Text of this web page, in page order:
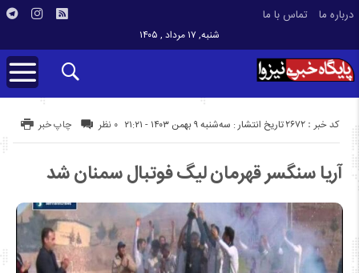
درباره ما تماس با ما
شنبه, ۱۷ مرداد , ۱۴۰۵
تاریخ انتشار : سه‌شنبه ۹ بهمن ۱۴۰۳ - ۲۱:۲۱ کد خبر : 2672 چاپ خبر ۰ نظر
آریا سنگسر قهرمان لیگ فوتبال سمنان شد